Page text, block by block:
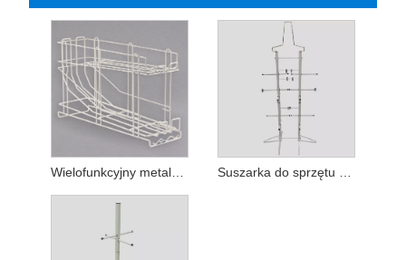
Wielofunkcyjny metalowy organizer w puszkach Suszarka do sprzętu hokejowego